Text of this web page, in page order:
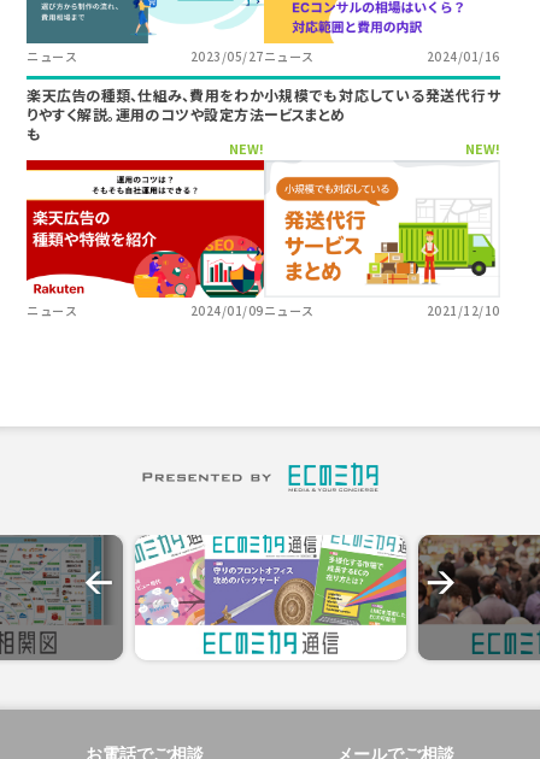
ニュース 2023/05/27ニュース 2024/01/16
楽天広告の種類、仕組み、費用をわか
りやすく解説。運用のコツや設定方法
も
NEW!
ニュース 2024/01/09
小規模でも対応している発送代行サ
ービスまとめ
NEW!
ニュース 2021/12/10
お電話でご相談 メールでご相談